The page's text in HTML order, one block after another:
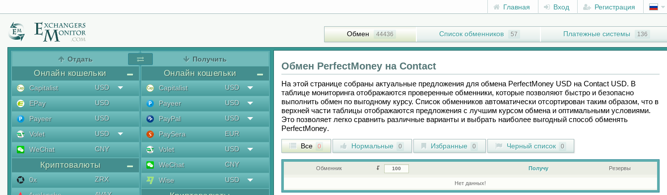
Главная Вход Регистрация
Обмен 44436 Список обменников 57 Платежные системы 136
Отдать
Онлайн кошельки
Capitalist
USD
EPay
USD
Payeer
USD
Volet
USD
WeChat
CNY
Криптовалюты
0x
ZRX
Получить
Онлайн кошельки
Capitalist
USD
Payeer
USD
PayPal
USD
PaySera
EUR
Volet
USD
WeChat
CNY
Wise
USD
Обмен PerfectMoneyна Contaсt
На этой странице собраны актуальные предложения для обмена PerfectMoney USD на Contaсt USD. В
таблице мониторинга отображаются проверенные обменники, которые позволяют быстро и безопасно
выполнить обмен по выгодному курсу. Список обменников автоматически отсортирован таким образом, что в
верхней части таблицы отображаются предложения с лучшим курсом обмена и оптимальными условиями.
Это позволяет легко сравнить различные варианты и выбрать наиболее выгодный способ обменять
PerfectMoney.
Все 0 Нормальные 0 Избранные 0 Черный список 0
Обменник Получу Резервы
Нет данных!